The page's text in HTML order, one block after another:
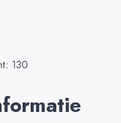
130